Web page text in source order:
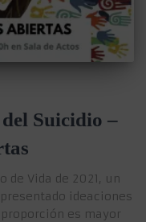
Suicidio –
de Vida de 2021, un
ideaciones
es mayor